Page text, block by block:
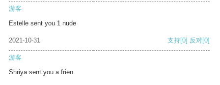
游客
Estelle sent you 1 nude
2021-10-31 支持[0] 反对[0]
游客
Shriya sent you a frien